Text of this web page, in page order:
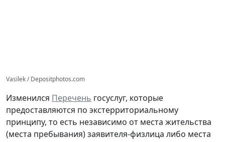
Vasilek / Depositphotos.com
Изменился Перечень госуслуг, которые
предоставляются по экстерриториальному
принципу, то есть независимо от места жительства
(места пребывания) заявителя-физлица либо места